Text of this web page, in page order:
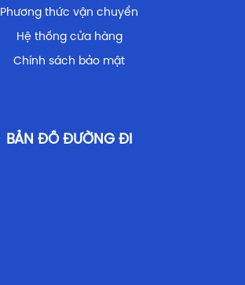
Phương thức vận chuyển
Hệ thống cửa hàng
Chính sách bảo mật
BẢN ĐỒ ĐƯỜNG ĐI